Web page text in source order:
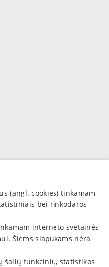
(angl. cookies) tinkamam
bei rinkodaros
interneto svetainės
Šiems slapukams nėra
šalių funkcinių, statistikos